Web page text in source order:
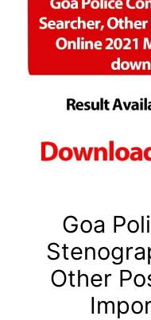
Goa
Other